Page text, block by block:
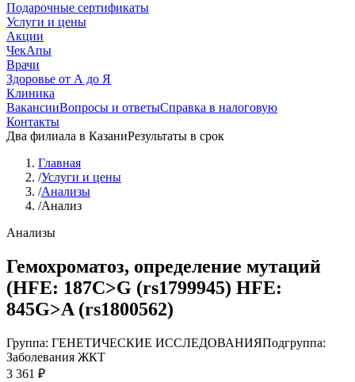
Подарочные сертификаты
Услуги и цены
Акции
ЧекАпы
Врачи
Здоровье от А до Я
Клиника
ВакансииВопросы и ответыСправка в налоговую
Контакты
Два филиала в КазаниРезультаты в срок
Главная
/Услуги и цены
/Анализы
/Анализ
Анализы
Гемохроматоз, определение мутаций
(HFE: 187C>G (rs1799945) HFE:
845G>A (rs1800562)
Группа: ГЕНЕТИЧЕСКИЕ ИССЛЕДОВАНИЯПодгруппа:
Заболевания ЖКТ
3 361 ₽